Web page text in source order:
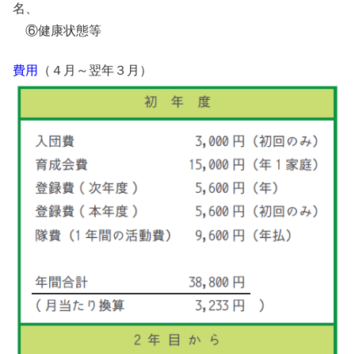
名、
⑥健康状態等
費用 （４月～翌年３月）